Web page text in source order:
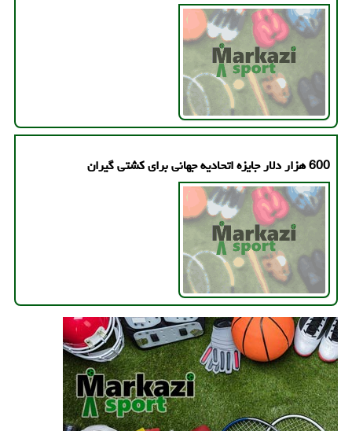
600 هزار دلار جایزه اتحادیه جهانی برای كشتی گیران